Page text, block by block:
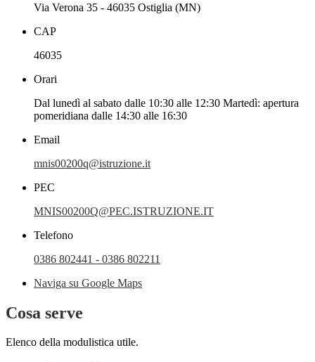
Via Verona 35 - 46035 Ostiglia (MN)
CAP
46035
Orari
Dal lunedì al sabato dalle 10:30 alle 12:30 Martedì: apertura
pomeridiana dalle 14:30 alle 16:30
Email
mnis00200q@istruzione.it
PEC
MNIS00200Q@PEC.ISTRUZIONE.IT
Telefono
0386 802441 - 0386 802211
Naviga su Google Maps
Cosa serve
Elenco della modulistica utile.